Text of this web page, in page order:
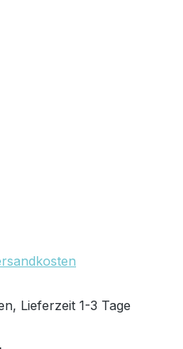
Lieferzeit 1-3 Tage